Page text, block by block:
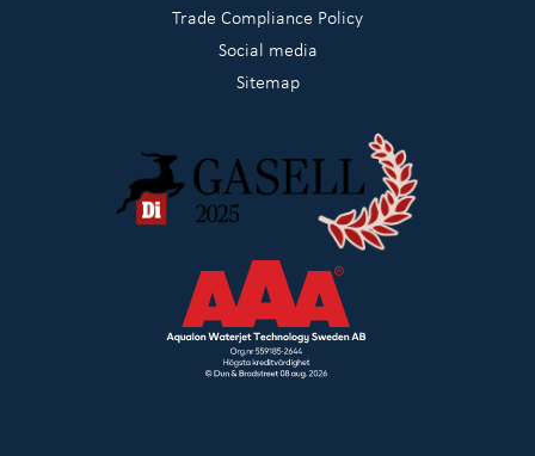
Trade Compliance Policy
Social media
Sitemap